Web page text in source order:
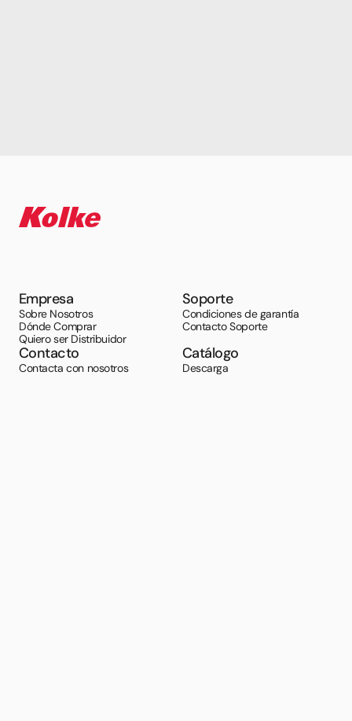
Empresa
Sobre Nosotros
Dónde Comprar
Quiero ser Distribuidor
Soporte
Condiciones de garantía
Contacto Soporte
Contacto
Contacta con nosotros
Catálogo
Descarga